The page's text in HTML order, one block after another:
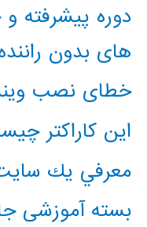
دوره پیشرفته
های بدون
خطای نصب
این کاراکتر چیست؟
معرفي يك
بسته آموزشی